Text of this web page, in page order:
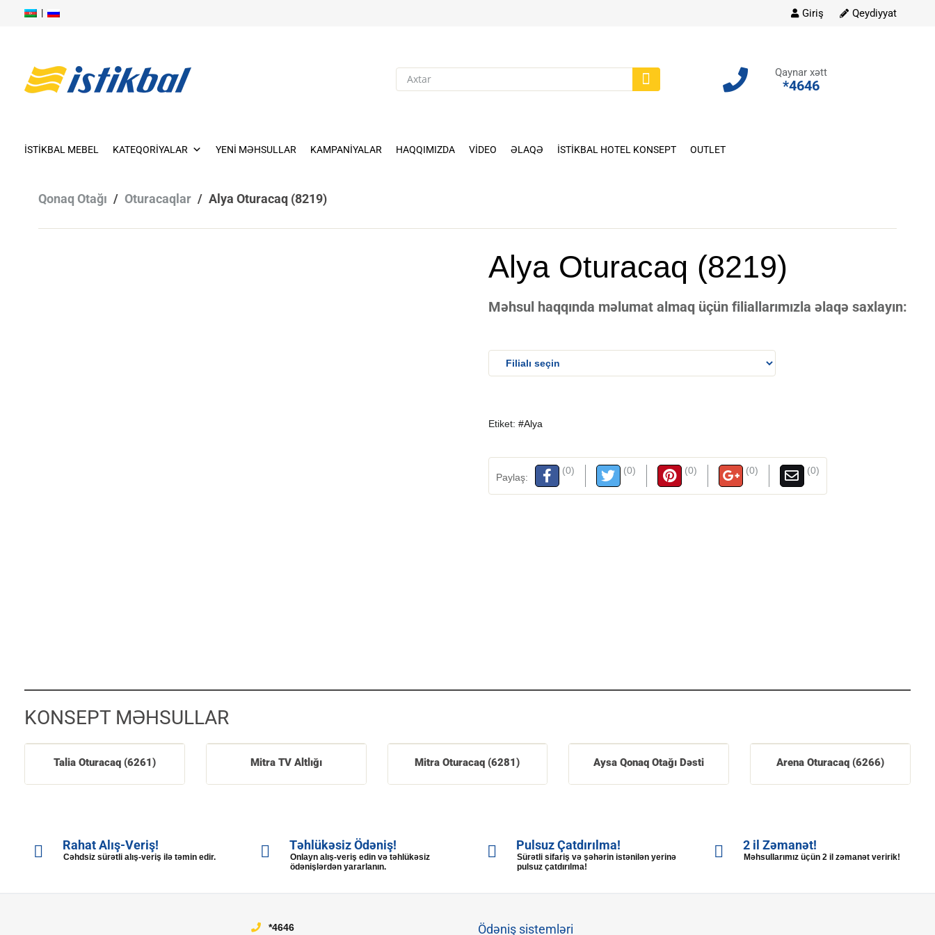
|
Giriş Qeydiyyat
Qaynar xətt
*4646
to
İSTIKBAL MEBEL KATEQORIYALAR YENI MƏHSULLAR KAMPANIYALAR HAQQIMIZDA VIDEO ƏLAQƏ İSTIKBAL HOTEL KONSEPT OUTLET
Qonaq Otağı / Oturacaqlar / Alya Oturacaq (8219)
Alya Oturacaq (8219)
Məhsul haqqında məlumat almaq üçün filiallarımızla əlaqə saxlayın:
Etiket: #Alya
Paylaş:
(0) (0) (0) (0) (0)
KONSEPT MƏHSULLAR
Talia Oturacaq (6261) Mitra TV Altlığı Mitra Oturacaq (6281) Aysa Qonaq Otağı Dəsti Arena Oturacaq (6266)
Rahat Alış-Veriş!
Cəhdsiz sürətli alış-veriş ilə təmin edir.
Təhlükəsiz Ödəniş!
Onlayn alış-veriş edin və təhlükəsiz
ödənişlərdən yararlanın.
Pulsuz Çatdırılma!
Sürətli sifariş və şəhərin istənilən yerinə
pulsuz çatdırılma!
2 il Zəmanət!
Məhsullarımız üçün 2 il zəmanət veririk!
*4646 Ödəniş sistemləri